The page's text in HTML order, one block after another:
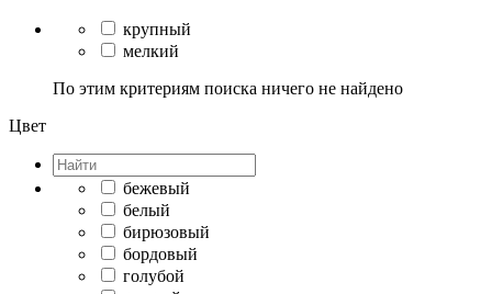
крупный
мелкий
По этим критериям поиска ничего не найдено
Цвет
бежевый
белый
бирюзовый
бордовый
голубой